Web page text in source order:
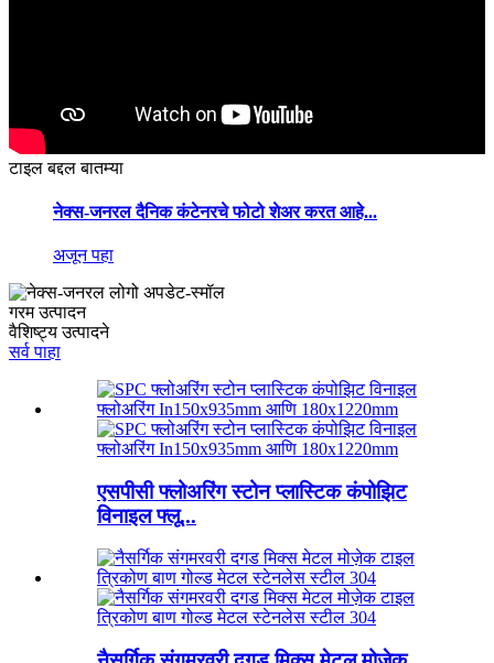
टाइल बद्दल बातम्या
नेक्स-जनरल दैनिक कंटेनरचे फोटो शेअर करत आहे...
अजून पहा
गरम उत्पादन
वैशिष्ट्य उत्पादने
सर्व पाहा
एसपीसी फ्लोअरिंग स्टोन प्लास्टिक कंपोझिट
विनाइल फ्लू...